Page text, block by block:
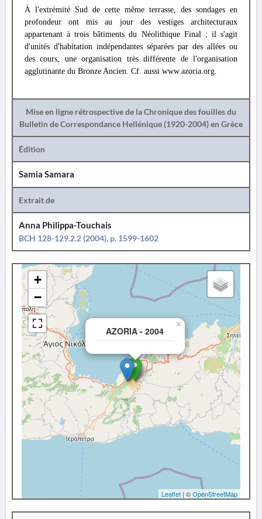
À l'extrémité Sud de cette même terrasse, des sondages en
profondeur ont mis au jour des vestiges architecturaux
appartenant à trois bâtiments du Néolithique Final ; il s'agit
d'unités d'habitation indépendantes séparées par des allées ou
des cours, une organisation très différente de l'organisation
agglutinante du Bronze Ancien. Cf. aussi www.azoria.org.
Mise en ligne rétrospective de la Chronique des fouilles du
Bulletin de Correspondance Hellénique (1920-2004) en Grèce
Édition
Samia Samara
Extrait de
Anna Philippa-Touchais
BCH 128-129.2.2 (2004), p. 1599-1602
AZORIA - 2004
×
+
−
Leaflet | ©OpenStreetMap